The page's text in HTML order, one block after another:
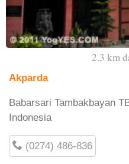
2.3 km
Akparda
Babarsari Tambakbayan
Indonesia
(0274) 486-836